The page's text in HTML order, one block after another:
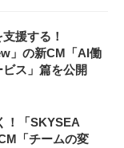
援する！
」の新CM「AI働
ス」篇を公開
！「SKYSEA
「チームの変